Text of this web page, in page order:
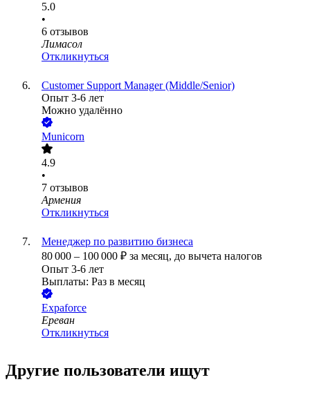
5.0
•
6 отзывов
Лимасол
Откликнуться
Customer Support Manager (Middle/Senior)
Опыт 3-6 лет
Можно удалённо
Municorn
4.9
•
7 отзывов
Армения
Откликнуться
Менеджер по развитию бизнеса
80 000 – 100 000 ₽ за месяц, до вычета налогов
Опыт 3-6 лет
Выплаты: Раз в месяц
Expaforce
Ереван
Откликнуться
Другие пользователи ищут